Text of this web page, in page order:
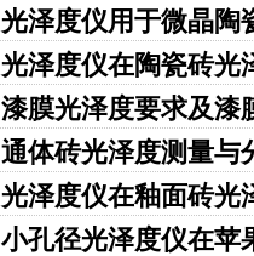
光泽度仪用于微晶陶
光泽度仪在陶瓷砖光
漆膜光泽度要求及漆
通体砖光泽度测量与
光泽度仪在釉面砖光
小孔径光泽度仪在苹